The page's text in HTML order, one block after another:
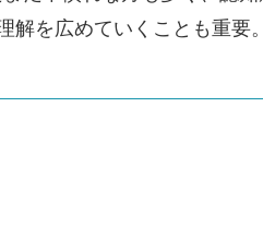
解を広めていくことも重要。